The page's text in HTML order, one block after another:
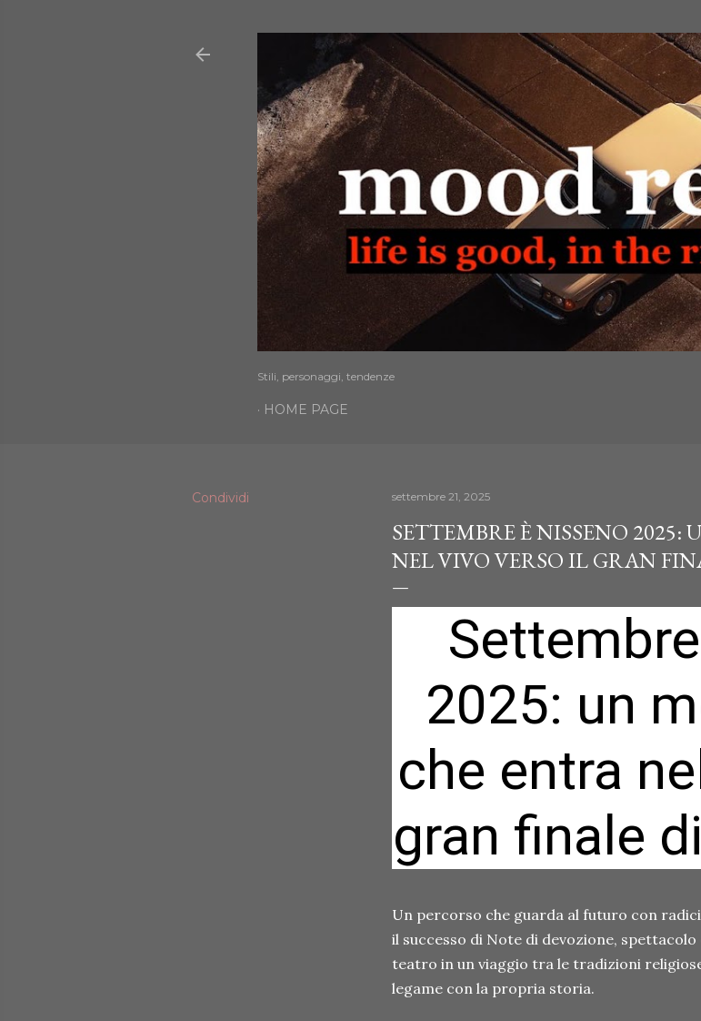
Stili, personaggi, tendenze
HOME PAGE
Condividi settembre 21, 2025
SETTEMBRE È NISSENO 2025:
NEL VIVO VERSO IL GRAN
2025: un
che entra
gran finale
Un percorso che guarda al futuro con
il successo di Note di devozione,
teatro in un viaggio tra le tradizioni
legame con la propria storia.